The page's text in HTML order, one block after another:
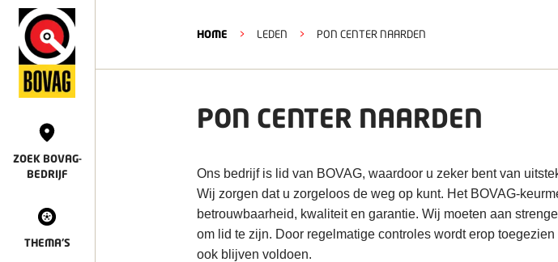
ZOEK BOVAG-
BEDRIJF
THEMA'S
HOME > LEDEN > PON CENTER NAARDEN
PON CENTER NAARDEN
Ons bedrijf is lid van BOVAG, waardoor u zeker bent van
Wij zorgen dat u zorgeloos de weg op kunt. Het BOVAG-
betrouwbaarheid, kwaliteit en garantie. Wij moeten aan
om lid te zijn. Door regelmatige controles wordt erop
ook blijven voldoen.